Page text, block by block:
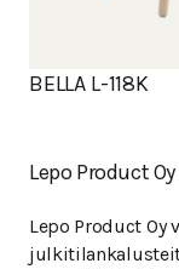
BELLA L-118K
Lepo Product Oy
Lepo Product Oy